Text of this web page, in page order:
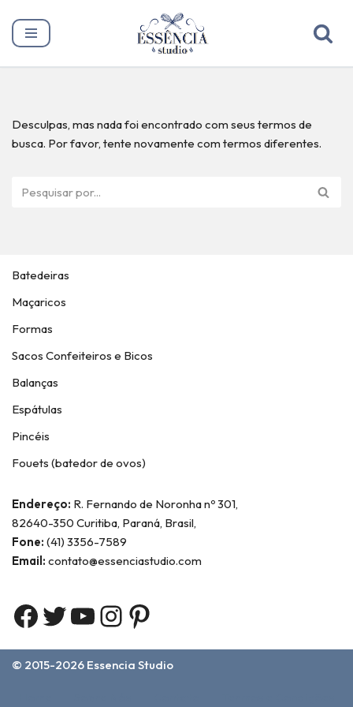
Pular
Desculpas, mas nada foi encontrado com seus termos de
busca. Por favor, tente novamente com termos diferentes.
Batedeiras
Maçaricos
Formas
Sacos Confeiteiros e Bicos
Balanças
Espátulas
Pincéis
Fouets (batedor de ovos)
Endereço: R. Fernando de Noronha nº 301,
82640-350 Curitiba, Paraná, Brasil,
Fone: (41) 3356-7589
Email: contato@essenciastudio.com
© 2015-2026 Essencia Studio